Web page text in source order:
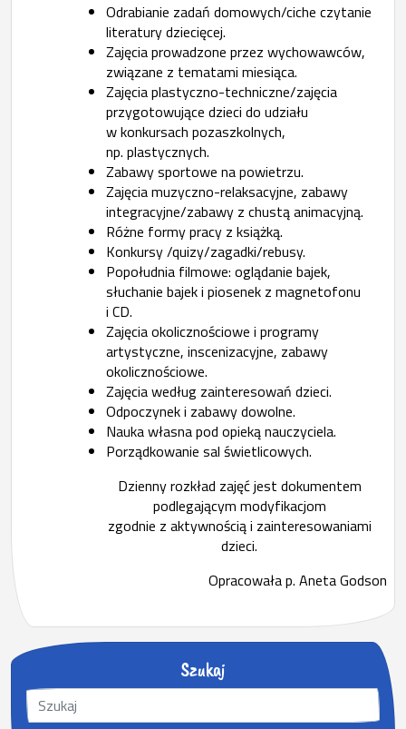
Odrabianie zadań domowych/ciche czytanie
literatury dziecięcej.
Zajęcia prowadzone przez wychowawców,
związane z tematami miesiąca.
Zajęcia plastyczno-techniczne/zajęcia
przygotowujące dzieci do udziału
w konkursach pozaszkolnych,
np. plastycznych.
Zabawy sportowe na powietrzu.
Zajęcia muzyczno-relaksacyjne, zabawy
integracyjne/zabawy z chustą animacyjną.
Różne formy pracy z książką.
Konkursy /quizy/zagadki/rebusy.
Popołudnia filmowe: oglądanie bajek,
słuchanie bajek i piosenek z magnetofonu
i CD.
Zajęcia okolicznościowe i programy
artystyczne, inscenizacyjne, zabawy
okolicznościowe.
Zajęcia według zainteresowań dzieci.
Odpoczynek i zabawy dowolne.
Nauka własna pod opieką nauczyciela.
Porządkowanie sal świetlicowych.
Dzienny rozkład zajęć jest dokumentem
podlegającym modyfikacjom
zgodnie z aktywnością i zainteresowaniami
dzieci.
Opracowała p. Aneta Godson
Szukaj
S
z